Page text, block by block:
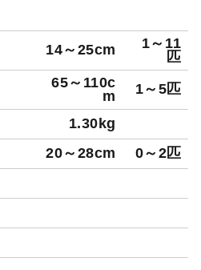
14～25cm
1～11
匹
65～110c
m
1～5匹
1.30kg
20～28cm 0～2匹